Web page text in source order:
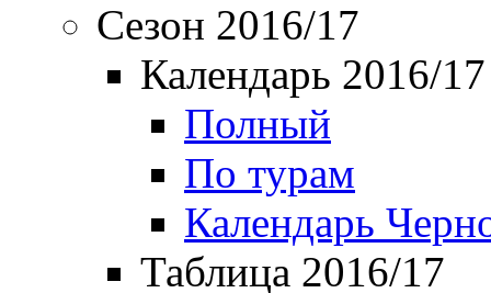
Сезон 2016/17
Календарь 2016/17
Полный
По турам
Календарь
Таблица 2016/17